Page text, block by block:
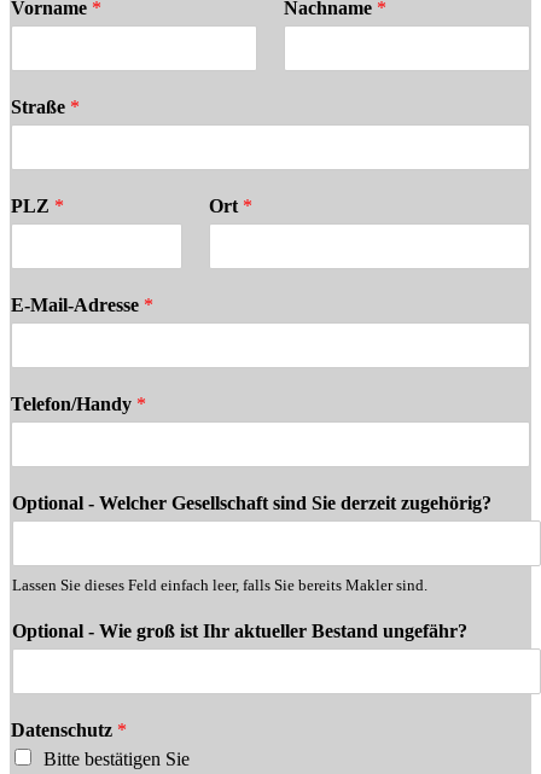
Vorname * Nachname *
Straße *
PLZ * Ort *
E-Mail-Adresse *
Telefon/Handy *
Optional - Welcher Gesellschaft sind Sie derzeit zugehörig?
Lassen Sie dieses Feld einfach leer, falls Sie bereits Makler sind.
Optional - Wie groß ist Ihr aktueller Bestand ungefähr?
Datenschutz *
Bitte bestätigen Sie